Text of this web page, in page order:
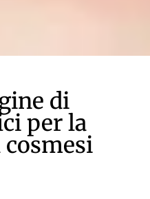
di
per la
cosmesi